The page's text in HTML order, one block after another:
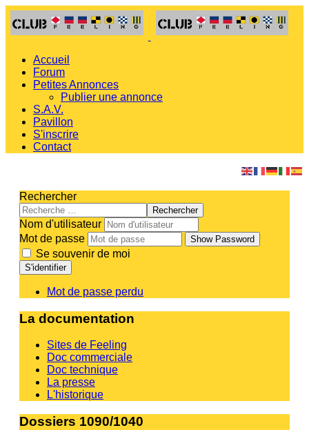
Accueil
Forum
Petites Annonces
Publier une annonce
S.A.V.
Pavillon
S'inscrire
Contact
Rechercher
Rechercher
Nom d'utilisateur
Mot de passe
Show Password
Se souvenir de moi
S'identifier
Mot de passe perdu
La documentation
Sites de Feeling
Doc commerciale
Doc technique
La presse
L'historique
Dossiers 1090/1040